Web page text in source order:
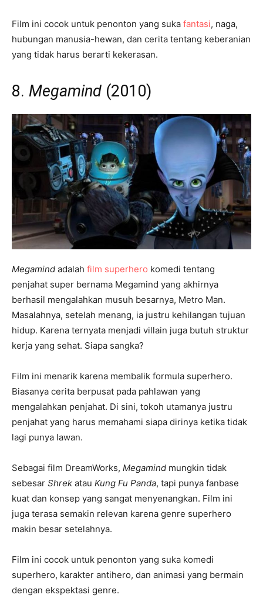
Film ini cocok untuk penonton yang suka fantasi, naga,
hubungan manusia-hewan, dan cerita tentang keberanian
yang tidak harus berarti kekerasan.
8. Megamind (2010)
Megamind adalah film superhero komedi tentang
penjahat super bernama Megamind yang akhirnya
berhasil mengalahkan musuh besarnya, Metro Man.
Masalahnya, setelah menang, ia justru kehilangan tujuan
hidup. Karena ternyata menjadi villain juga butuh struktur
kerja yang sehat. Siapa sangka?
Film ini menarik karena membalik formula superhero.
Biasanya cerita berpusat pada pahlawan yang
mengalahkan penjahat. Di sini, tokoh utamanya justru
penjahat yang harus memahami siapa dirinya ketika tidak
lagi punya lawan.
Sebagai film DreamWorks, Megamind mungkin tidak
sebesar Shrek atau Kung Fu Panda, tapi punya fanbase
kuat dan konsep yang sangat menyenangkan. Film ini
juga terasa semakin relevan karena genre superhero
makin besar setelahnya.
Film ini cocok untuk penonton yang suka komedi
superhero, karakter antihero, dan animasi yang bermain
dengan ekspektasi genre.